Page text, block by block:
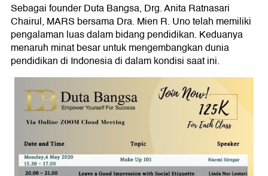
Sebagai founder Duta Bangsa, Drg. Anita Ratnasari
Chairul, MARS bersama Dra. Mien R. Uno telah memiliki
pengalaman luas dalam bidang pendidikan. Keduanya
menaruh minat besar untuk mengembangkan dunia
pendidikan di Indonesia di dalam kondisi saat ini.